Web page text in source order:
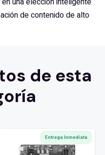
de contenido de alto
de esta
Entrega Inmediata